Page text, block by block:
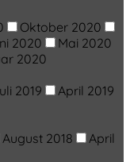
Oktober 2020
2020
Mai 2020
2020
2019
April 2019
August 2018
April